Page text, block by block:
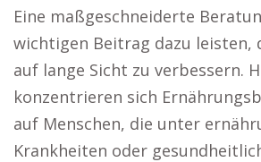
Eine maßgeschneiderte
wichtigen Beitrag dazu leisten,
auf lange Sicht zu verbessern.
konzentrieren sich
auf Menschen, die unter
Krankheiten oder